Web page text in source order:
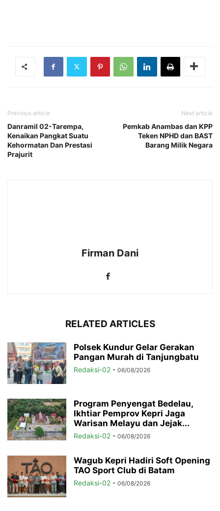
Previous article
Danramil 02-Tarempa,
Kenaikan Pangkat Suatu
Kehormatan Dan Prestasi
Prajurit
Next article
Pemkab Anambas dan KPP
Teken NPHD dan BAST
Barang Milik Negara
Firman Dani
RELATED ARTICLES
Polsek Kundur Gelar Gerakan
Pangan Murah di Tanjungbatu
Redaksi-02 - 06/08/2026
Program Penyengat Bedelau,
Ikhtiar Pemprov Kepri Jaga
Warisan Melayu dan Jejak...
Redaksi-02 - 06/08/2026
Wagub Kepri Hadiri Soft Opening
TAO Sport Club di Batam
Redaksi-02 - 06/08/2026